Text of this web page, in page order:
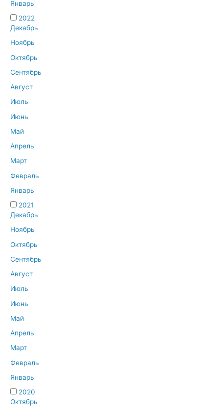
Январь
2022
Декабрь
Ноябрь
Октябрь
Сентябрь
Август
Июль
Июнь
Май
Апрель
Март
Февраль
Январь
2021
Декабрь
Ноябрь
Октябрь
Сентябрь
Август
Июль
Июнь
Май
Апрель
Март
Февраль
Январь
2020
Октябрь